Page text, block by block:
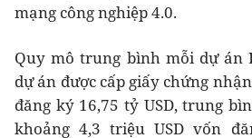
mạng công nghiệp 4.0.
Quy mô trung bình mỗi dự án
dự án được cấp giấy chứng
đăng ký 16,75 tỷ USD, trung
khoảng 4,3 triệu USD vốn